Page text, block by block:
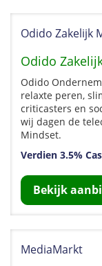
Odido Zakelijk
Odido
Odido
relaxte peren,
criticasters en
wij dagen de
Mindset.
Verdien 3.5%
Bekijk
MediaMarkt